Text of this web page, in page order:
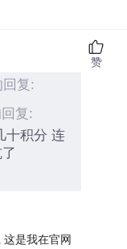
复:
复:
积分 连
是我在官网
赞